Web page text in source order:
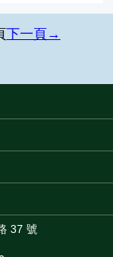
下一頁
37 號